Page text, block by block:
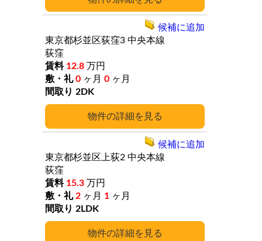
詳細
東京都杉並区荻窪3 中央本線
荻窪
12.8 万円
0 ヶ月 0 ヶ月
2DK
候補に追加
詳細
東京都杉並区上荻2 中央本線
荻窪
15.3 万円
2 ヶ月 1 ヶ月
2LDK
候補に追加